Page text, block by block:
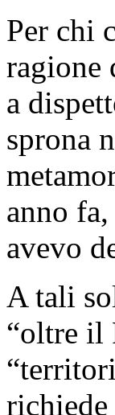
Per chi
ragione
a
sprona
anno
avevo
A tali
“oltre il
richiede